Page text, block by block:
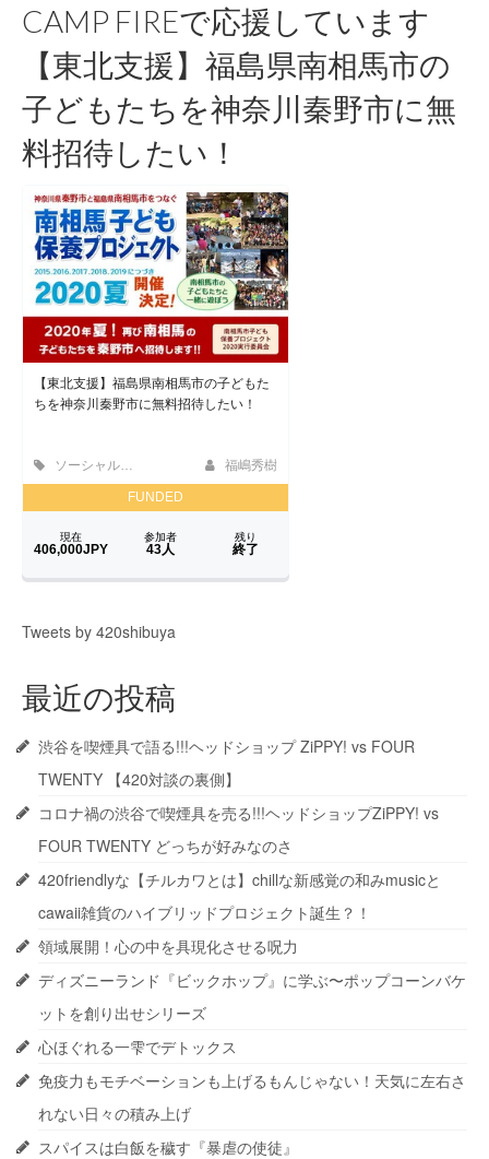
CAMP FIREで応援しています
【東北支援】福島県南相馬市の
子どもたちを神奈川秦野市に無
料招待したい！
Tweets by 420shibuya
最近の投稿
渋谷を喫煙具で語る!!!ヘッドショップ ZiPPY! vs FOUR
TWENTY 【420対談の裏側】
コロナ禍の渋谷で喫煙具を売る!!!ヘッドショップZiPPY! vs
FOUR TWENTY どっちが好みなのさ
420friendlyな【チルカワとは】chillな新感覚の和みmusicと
cawaii雑貨のハイブリッドプロジェクト誕生？！
領域展開！心の中を具現化させる呪力
ディズニーランド『ビックホップ』に学ぶ〜ポップコーンバケ
ットを創り出せシリーズ
心ほぐれる一雫でデトックス
免疫力もモチベーションも上げるもんじゃない！天気に左右さ
れない日々の積み上げ
スパイスは白飯を穢す『暴虐の使徒』